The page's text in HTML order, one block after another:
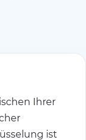
Ihrer
ist